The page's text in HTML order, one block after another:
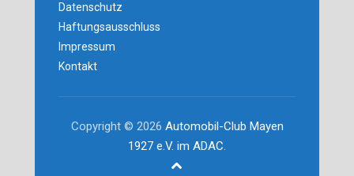
Datenschutz
Haftungsausschluss
Impressum
Kontakt
Copyright © 2026 Automobil-Club Mayen
1927 e.V. im ADAC.